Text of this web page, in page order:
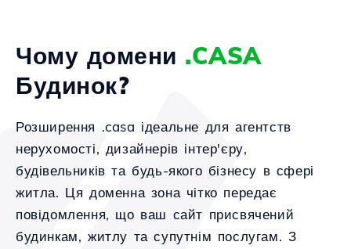
Чому домени .CASA
Будинок?
Розширення .casa ідеальне для агентств
нерухомості, дизайнерів інтер'єру,
будівельників та будь-якого бізнесу в сфері
житла. Ця доменна зона чітко передає
повідомлення, що ваш сайт присвячений
будинкам, житлу та супутнім послугам. З